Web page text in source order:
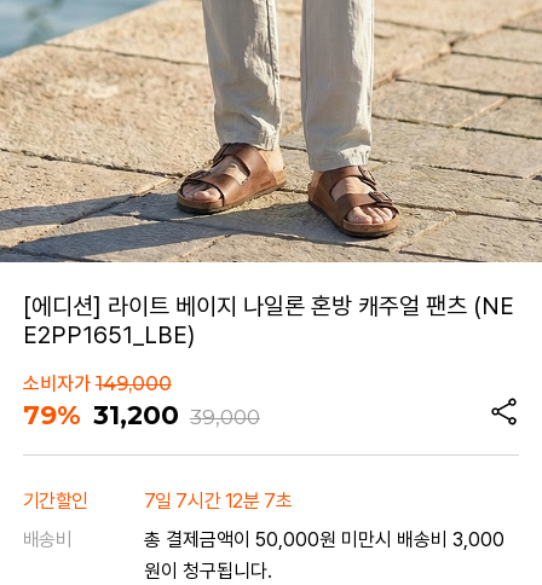
[에디션] 라이트 베이지 나일론 혼방 캐주얼 팬츠 (NE
E2PP1651_LBE)
소비자가149,000
79% 31,200 39,000
기간할인
7일 7시간 12분 7초
배송비
총 결제금액이 50,000원 미만시 배송비 3,000
원이 청구됩니다.